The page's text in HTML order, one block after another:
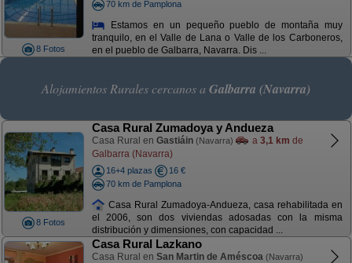
8 Fotos
70 km de Pamplona
Estamos en un pequeño pueblo de montaña muy
tranquilo, en el Valle de Lana o Valle de los Carboneros,
en el pueblo de Galbarra, Navarra. Dis ...
Alojamientos Rurales cercanos a Galbarra (Navarra)
8 Fotos
Casa Rural Zumadoya y Andueza
Casa Rural en Gastiáin (Navarra) a 3,1 km de
Galbarra (Navarra)
16+4 plazas
16 €
70 km de Pamplona
Casa Rural Zumadoya-Andueza, casa rehabilitada en
el 2006, son dos viviendas adosadas con la misma
distribución y dimensiones, con capacidad ...
Casa Rural Lazkano
Casa Rural en San Martin de Améscoa (Navarra)